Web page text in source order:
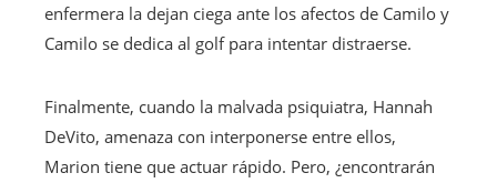
enfermera la dejan ciega ante los afectos de Camilo y
Camilo se dedica al golf para intentar distraerse.
Finalmente, cuando la malvada psiquiatra, Hannah
DeVito, amenaza con interponerse entre ellos,
Marion tiene que actuar rápido. Pero, ¿encontrarán